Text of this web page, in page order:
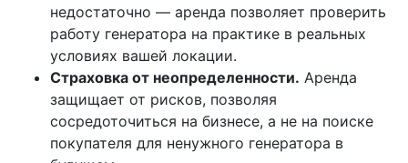
недостаточно — аренда позволяет проверить
работу генератора на практике в реальных
условиях вашей локации.
Страховка от неопределенности. Аренда
защищает от рисков, позволяя
сосредоточиться на бизнесе, а не на поиске
покупателя для ненужного генератора в